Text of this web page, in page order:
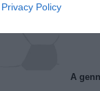
Privacy Policy
A